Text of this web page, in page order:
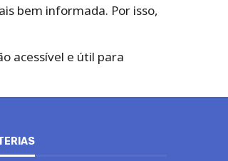
bem informada. Por isso,
acessível e útil para